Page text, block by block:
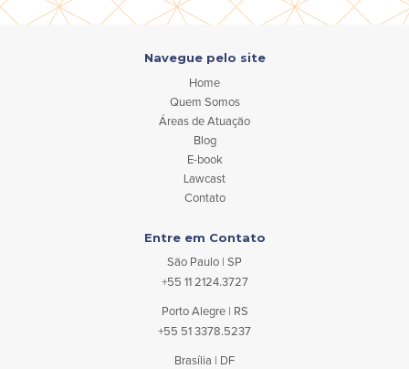
Navegue pelo site
Home
Quem Somos
Áreas de Atuação
Blog
E-book
Lawcast
Contato
Entre em Contato
São Paulo | SP
+55 11 2124.3727
Porto Alegre | RS
+55 51 3378.5237
Brasília | DF